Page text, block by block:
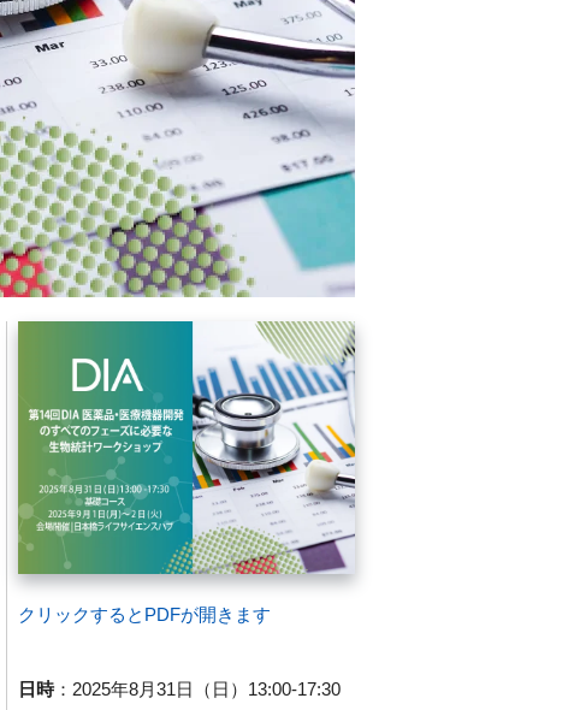
クリックするとPDFが開きます
日時： 2025年8月31日（日）13:00-17:30